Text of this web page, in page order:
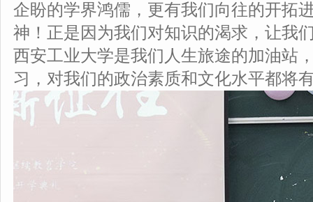
企盼的学界鸿儒，更有我们向往的开拓
神！正是因为我们对知识的渴求，让我
西安工业大学是我们人生旅途的加油站
习，对我们的政治素质和文化水平都将